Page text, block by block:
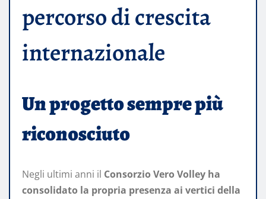
percorso di crescita
internazionale
Un progetto sempre più
riconosciuto
Negli ultimi anni il Consorzio Vero Volley ha
consolidato la propria presenza ai vertici della